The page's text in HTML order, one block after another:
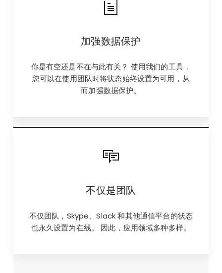
加强数据保护
你是有空还是不在与此有关？ 使用我们的工具，
您可以在使用团队时将状态始终设置为可用，从
而加强数据保护。
不仅是团队
不仅团队，Skype、Slack 和其他通信平台的状态
也永久设置为在线。 因此，应用领域多种多样。